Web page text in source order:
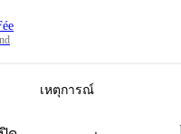
เหตุการณ์